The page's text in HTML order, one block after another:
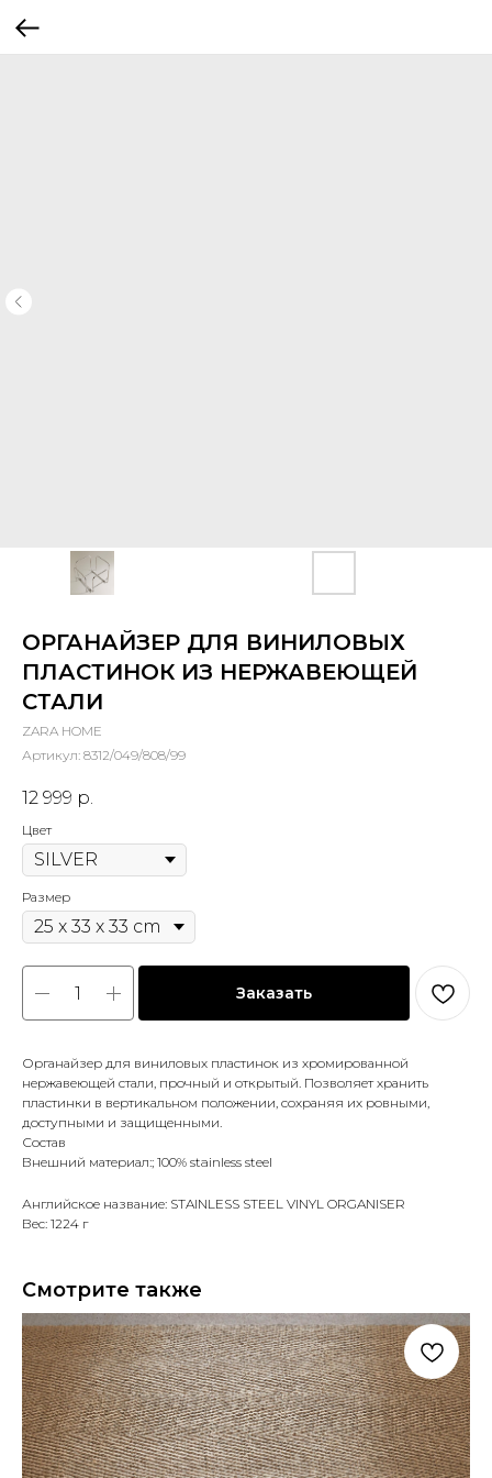
ОРГАНАЙЗЕР ДЛЯ ВИНИЛОВЫХ
ПЛАСТИНОК ИЗ НЕРЖАВЕЮЩЕЙ
СТАЛИ
ZARA HOME
Артикул: 8312/049/808/99
12 999 р.
Цвет
Размер
Заказать
Органайзер для виниловых пластинок из хромированной
нержавеющей стали, прочный и открытый. Позволяет хранить
пластинки в вертикальном положении, сохраняя их ровными,
доступными и защищенными.
Состав
Внешний материал:; 100% stainless steel
Английское название: STAINLESS STEEL VINYL ORGANISER
Вес: 1224 г
Смотрите также